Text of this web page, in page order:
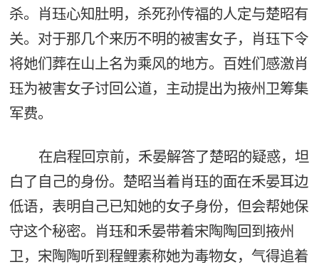
杀。肖珏心知肚明，杀死孙传福的人定与楚昭有
关。对于那几个来历不明的被害女子，肖珏下令
将她们葬在山上名为乘风的地方。百姓们感激肖
珏为被害女子讨回公道，主动提出为掖州卫筹集
军费。
在启程回京前，禾晏解答了楚昭的疑惑，坦
白了自己的身份。楚昭当着肖珏的面在禾晏耳边
低语，表明自己已知她的女子身份，但会帮她保
守这个秘密。肖珏和禾晏带着宋陶陶回到掖州
卫，宋陶陶听到程鲤素称她为毒物女，气得追着